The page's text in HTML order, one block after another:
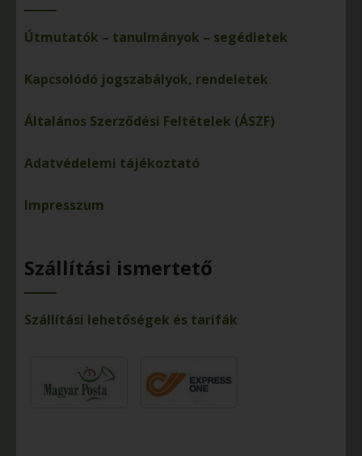
Útmutatók – tanulmányok – segédletek
Kapcsolódó jogszabályok, rendeletek
Általános Szerződési Feltételek (ÁSZF)
Adatvédelemi tájékoztató
Impresszum
Szállítási ismertető
Szállítási lehetőségek és tarifák